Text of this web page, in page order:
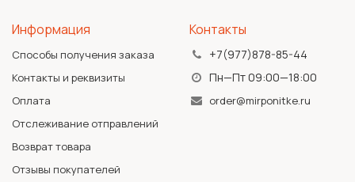
Информация
Способы получения заказа
Контакты и реквизиты
Оплата
Отслеживание отправлений
Возврат товара
Отзывы покупателей
Контакты
+7(977)878-85-44
Пн—Пт 09:00—18:00
order@mirponitke.ru